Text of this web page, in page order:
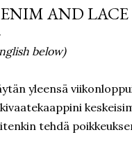
AND LACE
below)
yleensä
tehdä